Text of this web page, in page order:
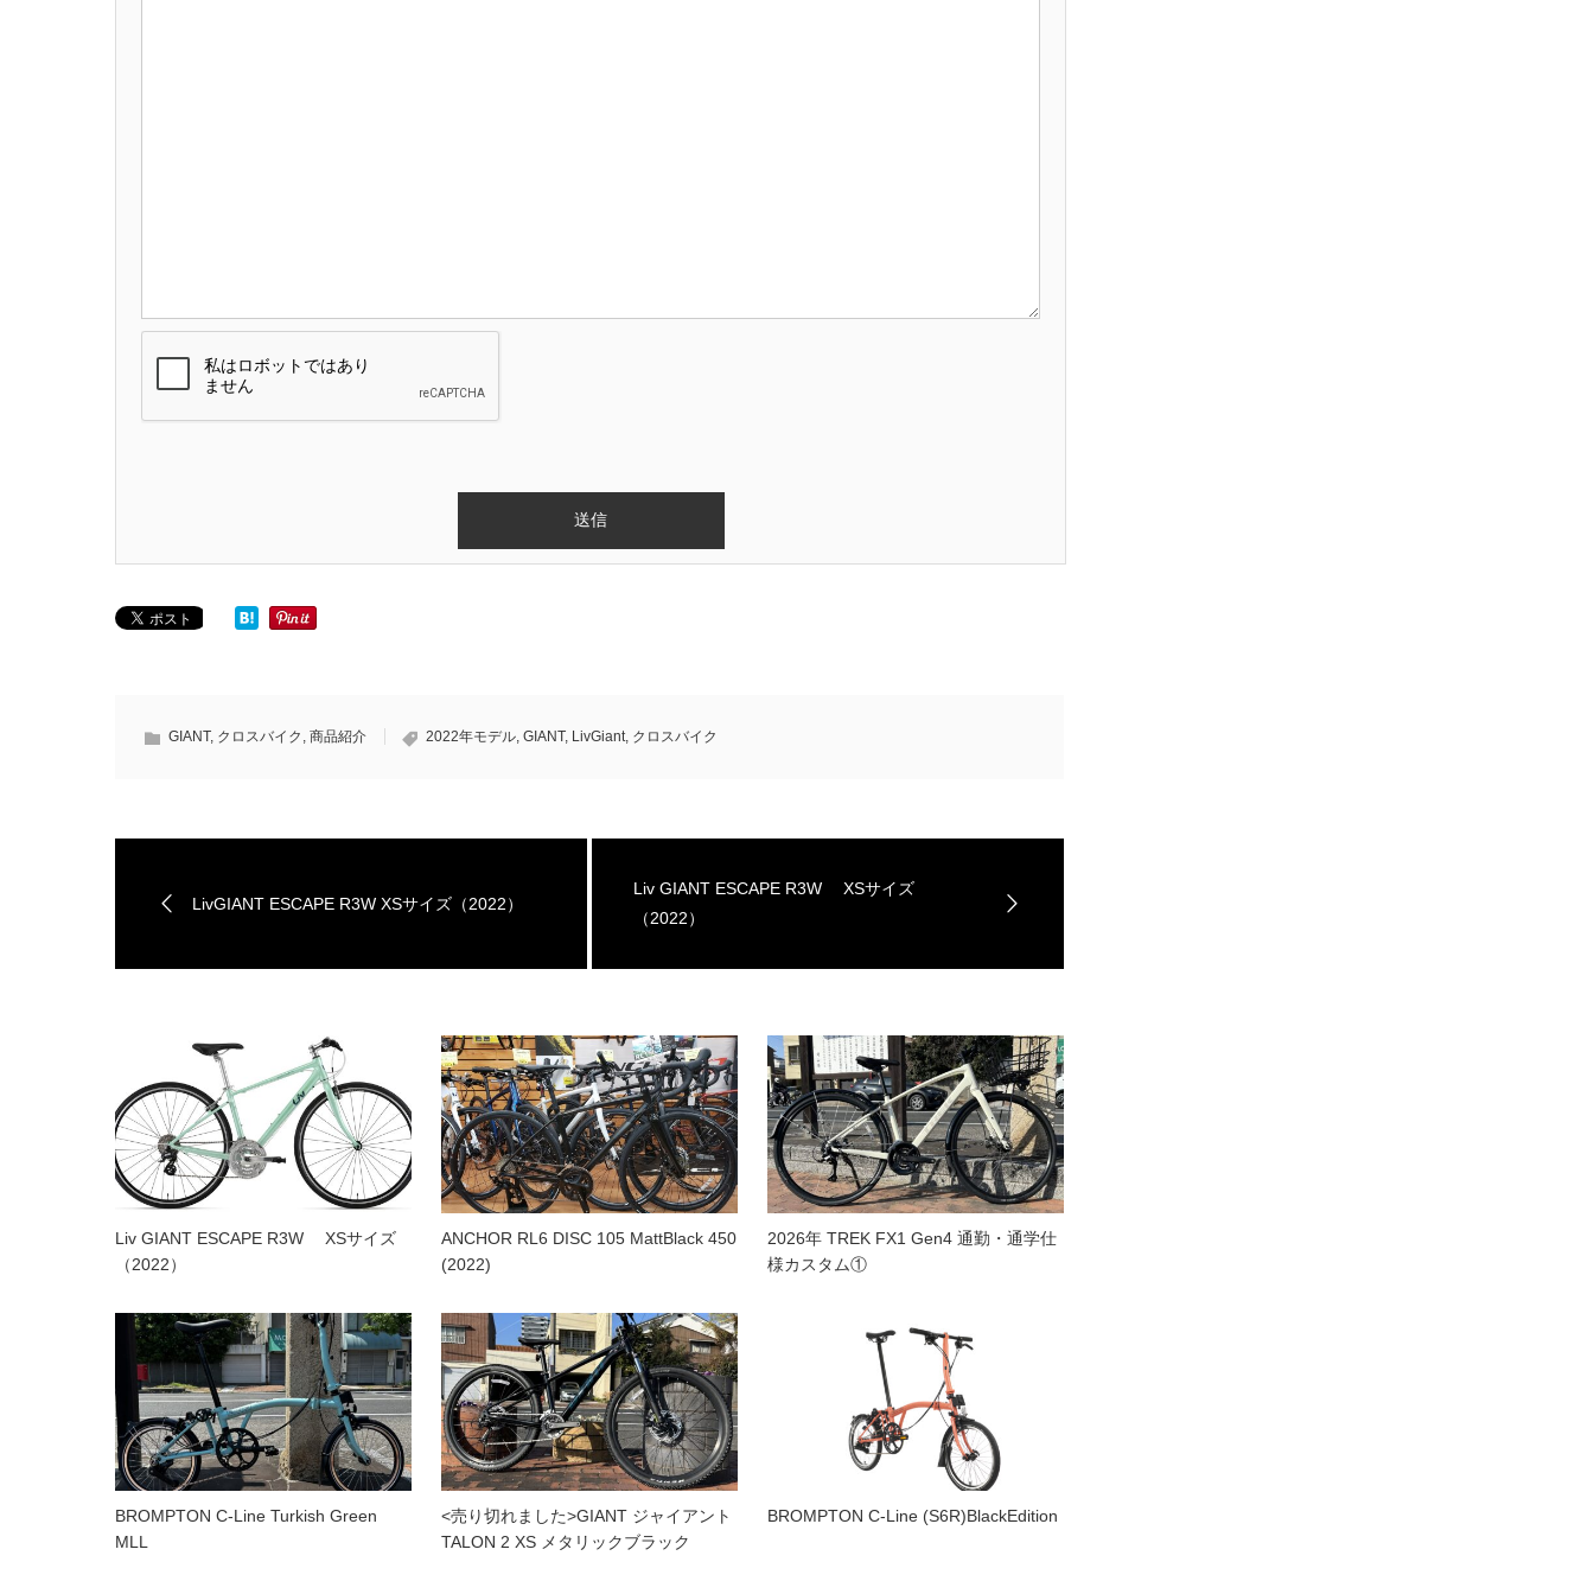
GIANT, クロスバイク 商品紹介 2022年モデル GIANT, LivGiant クロスバイク
LivGIANT ESCAPE R3W XSサイズ（2022）
Liv GIANT ESCAPE R3W XSサイズ
（2022）
Liv GIANT ESCAPE R3W XSサイズ
（2022）
ANCHOR RL6 DISC 105 MattBlack 450
(2022)
2026年 TREK FX1 Gen4 通勤・通学仕
様カスタム①
BROMPTON C-Line Turkish Green
MLL
<売り切れました>GIANT ジャイアント
TALON 2 XS メタリックブラック
BROMPTON C-Line (S6R)BlackEdition